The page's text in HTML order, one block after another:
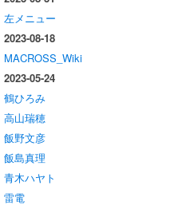
左メニュー
2023-08-18
MACROSS_Wiki
2023-05-24
鶴ひろみ
高山瑞穂
飯野文彦
飯島真理
青木ハヤト
雷電